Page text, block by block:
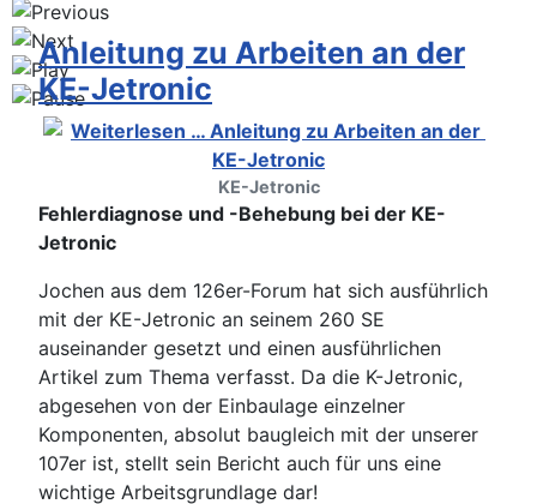
Anleitung zu Arbeiten an der
KE-Jetronic
KE-Jetronic
Fehlerdiagnose und -Behebung bei der KE-
Jetronic
Jochen aus dem 126er-Forum hat sich ausführlich
mit der KE-Jetronic an seinem 260 SE
auseinander gesetzt und einen ausführlichen
Artikel zum Thema verfasst. Da die K-Jetronic,
abgesehen von der Einbaulage einzelner
Komponenten, absolut baugleich mit der unserer
107er ist, stellt sein Bericht auch für uns eine
wichtige Arbeitsgrundlage dar!